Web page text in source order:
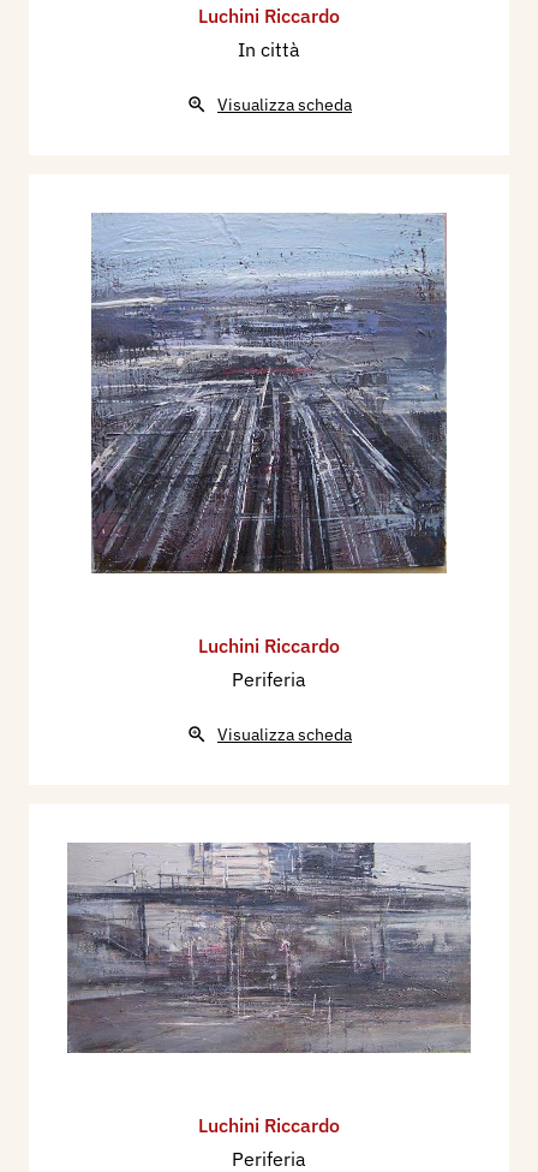
Luchini Riccardo
In città
Visualizza scheda
Luchini Riccardo
Periferia
Visualizza scheda
Luchini Riccardo
Periferia